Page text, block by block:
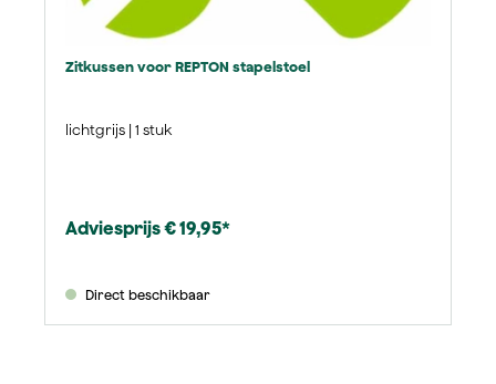
Zitkussen voor REPTON stapelstoel
lichtgrijs | 1 stuk
Adviesprijs € 19,95*
Direct beschikbaar